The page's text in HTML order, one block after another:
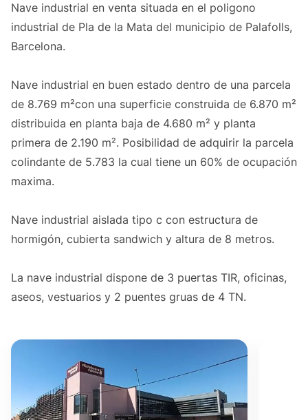
Nave industrial en venta situada en el poligono
industrial de Pla de la Mata del municipio de Palafolls,
Barcelona.
Nave industrial en buen estado dentro de una parcela
de 8.769 m²con una superficie construida de 6.870 m²
distribuida en planta baja de 4.680 m² y planta
primera de 2.190 m². Posibilidad de adquirir la parcela
colindante de 5.783 la cual tiene un 60% de ocupación
maxima.
Nave industrial aislada tipo c con estructura de
hormigón, cubierta sandwich y altura de 8 metros.
La nave industrial dispone de 3 puertas TIR, oficinas,
aseos, vestuarios y 2 puentes gruas de 4 TN.